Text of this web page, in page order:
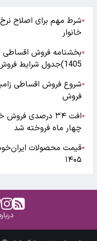
●شرط مهم برای اصلاح نرخ
خانوار
●
1405)جدول شرایط فروش
●
فروش
●
چهار ماه فروخته شد
●
۱۴۰۵